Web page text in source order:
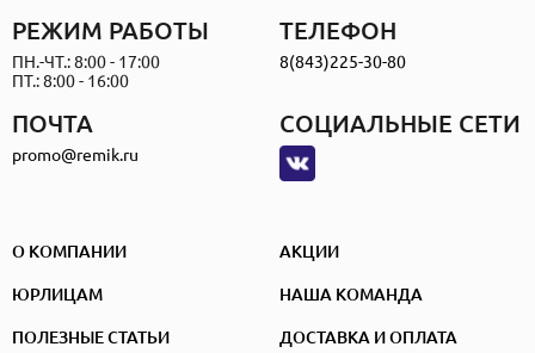
ПОЧТА
promo@remik.ru
РЕЖИМ РАБОТЫ
ПН.-ЧТ.: 8:00 - 17:00
ПТ.: 8:00 - 16:00
ТЕЛЕФОН
8(843)225-30-80
СОЦИАЛЬНЫЕ СЕТИ
О КОМПАНИИ АКЦИИ
ЮРЛИЦАМ НАША КОМАНДА
ПОЛЕЗНЫЕ СТАТЬИ ДОСТАВКА И ОПЛАТА